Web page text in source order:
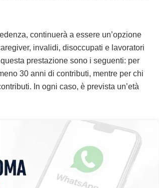
continuerà a essere un’opzione
invalidi, disoccupati e lavoratori
prestazione sono i seguenti: per
30 anni di contributi, mentre per chi
In ogni caso, è prevista un’età